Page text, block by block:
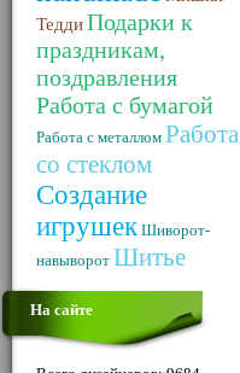
ТеддиПодарки к
праздникам,
поздравления
Работа с бумагой
Работа с металлом Работа
со стеклом
Создание
игрушек Шиворот-
навыворот Шитье
На сайте